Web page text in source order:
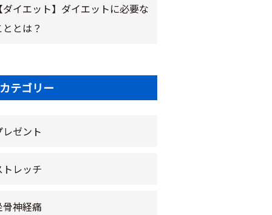
ダイエット】ダイエットに必要な
ととは？
カテゴリー
レゼント
トレッチ
骨神経痛